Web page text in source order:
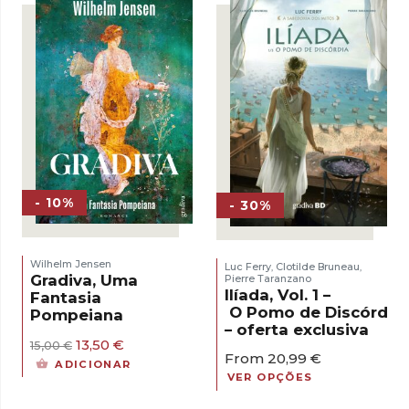
- 10%
Wilhelm Jensen
Gradiva, Uma
Fantasia
Pompeiana
15,00€ O
preço
13,50 €
preço
ADICIONAR
- 30%
Luc Ferry, Clotilde Bruneau,
Pierre Taranzano
Ilíada, Vol. 1 –
O Pomo de Discórdia
– oferta exclusiva
From 20,99 €
VER OPÇÕES